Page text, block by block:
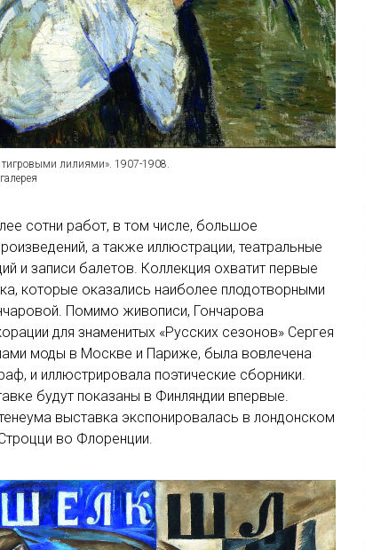
тигровыми лилиями». 1907-1908.
сотни работ, в том числе, большое
а также иллюстрации, театральные
и записи балетов. Коллекция охватит первые
которые оказались наиболее плодотворными
Помимо живописи, Гончарова
для знаменитых «Русских сезонов» Сергея
моды в Москве и Париже, была вовлечена
и иллюстрировала поэтические сборники.
будут показаны в Финляндии впервые.
выставка экспонировалась в лондонском
во Флоренции.